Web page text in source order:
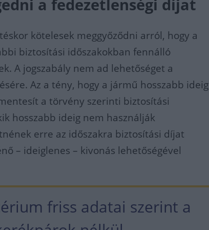
a fedezetlenségi díjat
kötelesek meggyőződni arról, hogy a
biztosítási időszakokban fennálló
A jogszabály nem ad lehetőséget a
Az a tény, hogy a jármű hosszabb ideig
a törvény szerinti biztosítási
hosszabb ideig nem használják
erre az időszakra biztosítási díjat
– ideiglenes – kivonás lehetőségével
friss adatai szerint a